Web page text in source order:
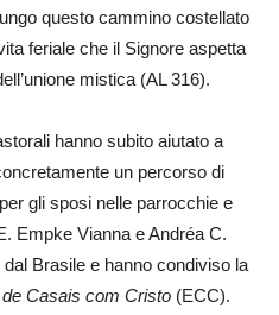
questo cammino costellato
feriale che il Signore aspetta
mistica (AL 316).
hanno subito aiutato a
un percorso di
gli sposi nelle parrocchie e
Empke Vianna e Andréa C.
Brasile e hanno condiviso la
Casais com Cristo (ECC).